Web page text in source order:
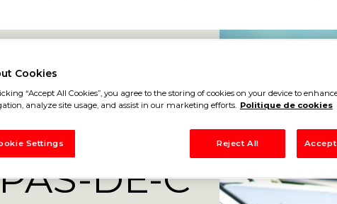
DE-C
Cookies
“Accept All Cookies”, you agree to the storing of cookies on your device to
analyze site usage, and assist in our marketing efforts. Politique de cookies
Reject All
Settings